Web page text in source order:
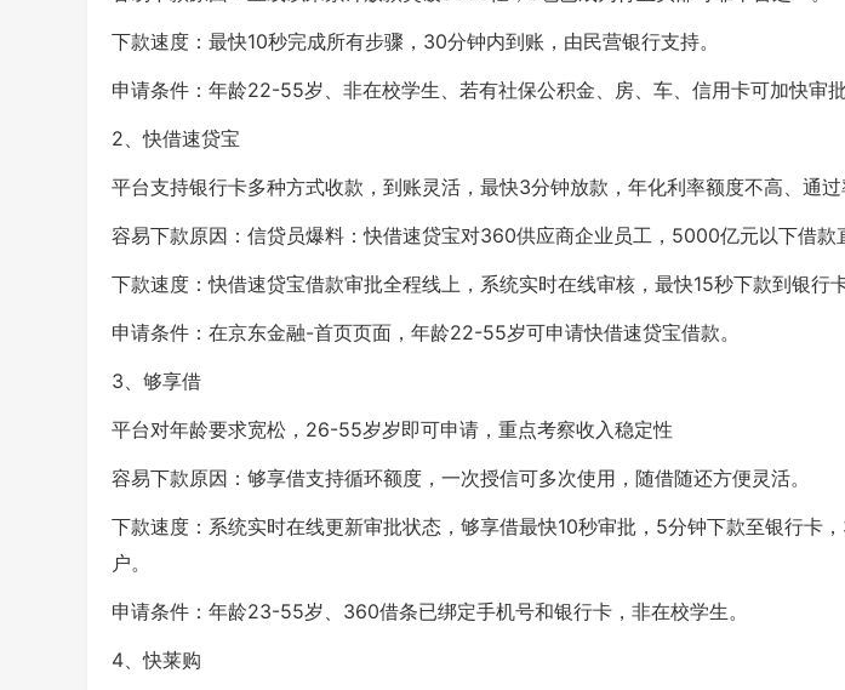
下款速度：最快10秒完成所有步骤，30分钟内到账，由民营银行支持。
申请条件：年龄22-55岁、非在校学生、若有社保公积金、房、车、信用卡可加快审批
2、快借速贷宝
平台支持银行卡多种方式收款，到账灵活，最快3分钟放款，年化利率额度不高、通
容易下款原因：信贷员爆料：快借速贷宝对360供应商企业员工，5000亿元以下借款
下款速度：快借速贷宝借款审批全程线上，系统实时在线审核，最快15秒下款到银行卡
申请条件：在京东金融-首页页面，年龄22-55岁可申请快借速贷宝借款。
3、够享借
平台对年龄要求宽松，26-55岁岁即可申请，重点考察收入稳定性
容易下款原因：够享借支持循环额度，一次授信可多次使用，随借随还方便灵活。
下款速度：系统实时在线更新审批状态，够享借最快10秒审批，5分钟下款至银行卡
户。
申请条件：年龄23-55岁、360借条已绑定手机号和银行卡，非在校学生。
4、快莱购